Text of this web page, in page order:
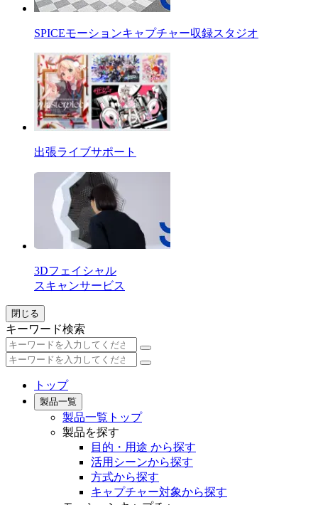
SPICEモーションキャプチャー収録スタジオ
出張ライブサポート
3Dフェイシャル
スキャンサービス
閉じる
キーワード検索
トップ
製品一覧
製品一覧トップ
製品を探す
目的・用途 から探す
活用シーンから探す
方式から探す
キャプチャー対象から探す